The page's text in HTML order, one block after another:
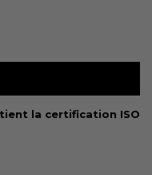
la certification ISO